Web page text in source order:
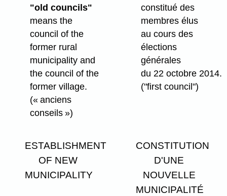
"old councils"
means the
council of the
former rural
municipality and
the council of the
former village.
(« anciens
conseils »)
constitué des
membres élus
au cours des
élections
générales
du 22 octobre 2014.
("first council")
ESTABLISHMENT
OF NEW
MUNICIPALITY
CONSTITUTION
D'UNE
NOUVELLE
MUNICIPALITÉ